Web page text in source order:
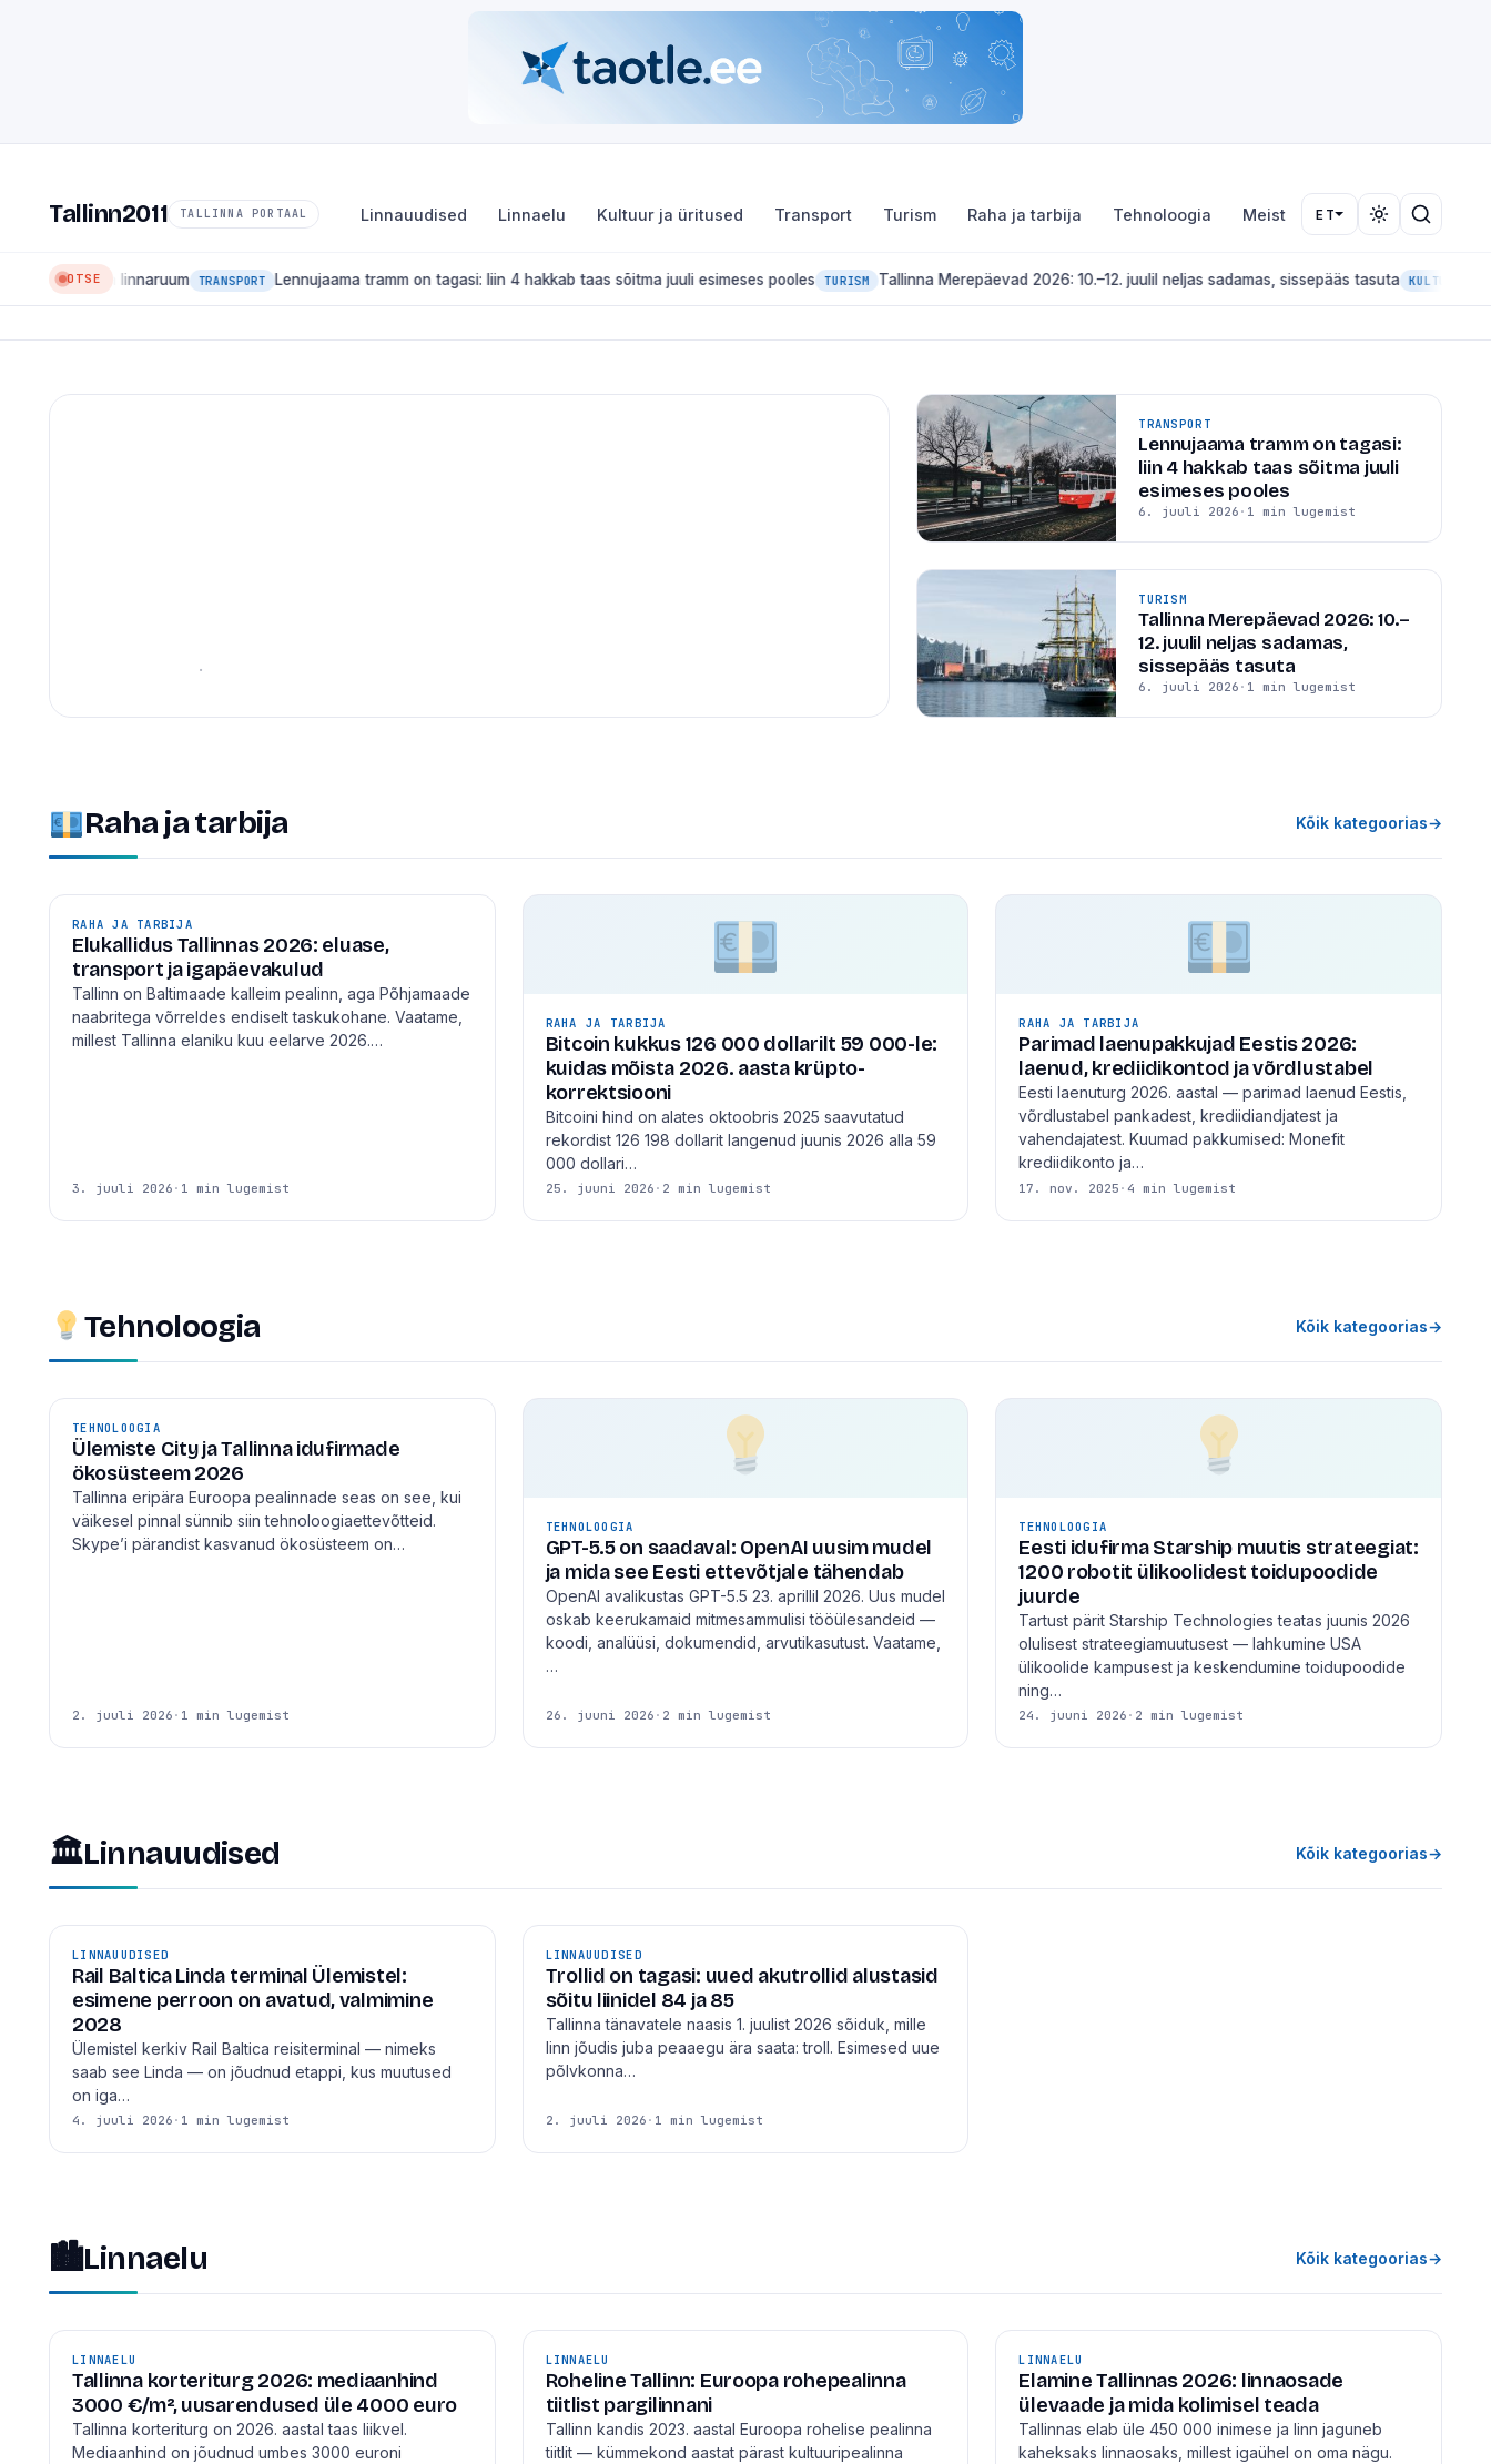
Tallinn2011 TALLINNA PORTAAL Linnauudised Linnaelu Kultuur ja üritused Transport Turism Raha ja tarbija Tehnoloogia Meist ET
OTSE
ja linnaruum TRANSPORT Lennujaama tramm on tagasi: liin 4 hakkab taas sõitma juuli esimeses pooles TURISM Tallinna Merepäevad 2026: 10.–12. juulil neljas sadamas, sissepääs tasuta KULTUUR JA ÜRITUSED
·
TRANSPORT
Lennujaama tramm on tagasi:
liin 4 hakkab taas sõitma juuli
esimeses pooles
6. juuli 2026 · 1 min lugemist
TURISM
Tallinna Merepäevad 2026: 10.–
12. juulil neljas sadamas,
sissepääs tasuta
6. juuli 2026 · 1 min lugemist
Raha ja tarbija Kõik kategoorias→
RAHA JA TARBIJA
Elukallidus Tallinnas 2026: eluase,
transport ja igapäevakulud
Tallinn on Baltimaade kalleim pealinn, aga Põhjamaade
naabritega võrreldes endiselt taskukohane. Vaatame,
millest Tallinna elaniku kuu eelarve 2026.…
3. juuli 2026 · 1 min lugemist
RAHA JA TARBIJA
Bitcoin kukkus 126 000 dollarilt 59 000-le:
kuidas mõista 2026. aasta krüpto-
korrektsiooni
Bitcoini hind on alates oktoobris 2025 saavutatud
rekordist 126 198 dollarit langenud juunis 2026 alla 59
000 dollari…
25. juuni 2026 · 2 min lugemist
RAHA JA TARBIJA
Parimad laenupakkujad Eestis 2026:
laenud, krediidikontod ja võrdlustabel
Eesti laenuturg 2026. aastal — parimad laenud Eestis,
võrdlustabel pankadest, krediidiandjatest ja
vahendajatest. Kuumad pakkumised: Monefit
krediidikonto ja…
17. nov. 2025 ·4 min lugemist
Tehnoloogia Kõik kategoorias→
TEHNOLOOGIA
Ülemiste City ja Tallinna idufirmade
ökosüsteem 2026
Tallinna eripära Euroopa pealinnade seas on see, kui
väikesel pinnal sünnib siin tehnoloogiaettevõtteid.
Skype’i pärandist kasvanud ökosüsteem on…
2. juuli 2026 · 1 min lugemist
TEHNOLOOGIA
GPT-5.5 on saadaval: OpenAI uusim mudel
ja mida see Eesti ettevõtjale tähendab
OpenAI avalikustas GPT-5.5 23. aprillil 2026. Uus mudel
oskab keerukamaid mitmesammulisi tööülesandeid —
koodi, analüüsi, dokumendid, arvutikasutust. Vaatame,
…
26. juuni 2026 · 2 min lugemist
TEHNOLOOGIA
Eesti idufirma Starship muutis strateegiat:
1200 robotit ülikoolidest toidupoodide
juurde
Tartust pärit Starship Technologies teatas juunis 2026
olulisest strateegiamuutusest — lahkumine USA
ülikoolide kampusest ja keskendumine toidupoodide
ning…
24. juuni 2026 · 2 min lugemist
🏛Linnauudised Kõik kategoorias→
LINNAUUDISED
Rail Baltica Linda terminal Ülemistel:
esimene perroon on avatud, valmimine
2028
Ülemistel kerkiv Rail Baltica reisiterminal — nimeks
saab see Linda — on jõudnud etappi, kus muutused
on iga…
4. juuli 2026 · 1 min lugemist
LINNAUUDISED
Trollid on tagasi: uued akutrollid alustasid
sõitu liinidel 84 ja 85
Tallinna tänavatele naasis 1. juulist 2026 sõiduk, mille
linn jõudis juba peaaegu ära saata: troll. Esimesed uue
põlvkonna…
2. juuli 2026 · 1 min lugemist
🏙Linnaelu Kõik kategoorias→
LINNAELU
Tallinna korteriturg 2026: mediaanhind
3000 €/m², uusarendused üle 4000 euro
Tallinna korteriturg on 2026. aastal taas liikvel.
Mediaanhind on jõudnud umbes 3000 euroni
LINNAELU
Roheline Tallinn: Euroopa rohepealinna
tiitlist pargilinnani
Tallinn kandis 2023. aastal Euroopa rohelise pealinna
tiitlit — kümmekond aastat pärast kultuuripealinna
LINNAELU
Elamine Tallinnas 2026: linnaosade
ülevaade ja mida kolimisel teada
Tallinnas elab üle 450 000 inimese ja linn jaguneb
kaheksaks linnaosaks, millest igaühel on oma nägu.